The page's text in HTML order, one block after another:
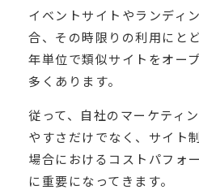
イベントサイトやランディ
合、その時限りの利用にと
年単位で類似サイトをオー
多くあります。
従って、自社のマーケティ
やすさだけでなく、サイト
場合におけるコストパフォ
に重要になってきます。